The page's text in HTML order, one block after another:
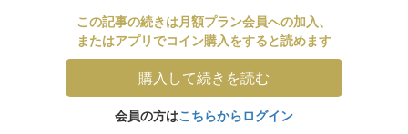
この記事の続きは月額プラン会員への加入、
またはアプリでコイン購入をすると読めます
購入して続きを読む
会員の方はこちらからログイン